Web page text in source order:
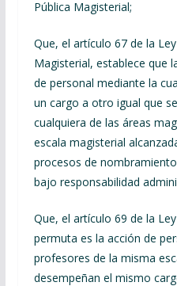
Pública Magisterial;
Que, el artículo 67 de la
Magisterial, establece que
de personal mediante la
un cargo a otro igual que
cualquiera de las áreas
escala magisterial
procesos de
bajo responsabilidad
Que, el artículo 69 de la
permuta es la acción de
profesores de la misma
desempeñan el mismo